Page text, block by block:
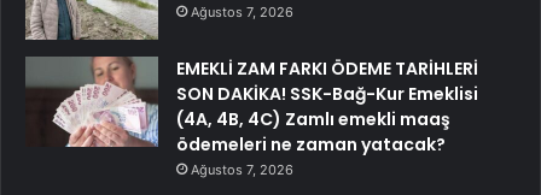
Ağustos 7, 2026
EMEKLİ ZAM FARKI ÖDEME TARİHLERİ
SON DAKİKA! SSK-Bağ-Kur Emeklisi
(4A, 4B, 4C) Zamlı emekli maaş
ödemeleri ne zaman yatacak?
Ağustos 7, 2026